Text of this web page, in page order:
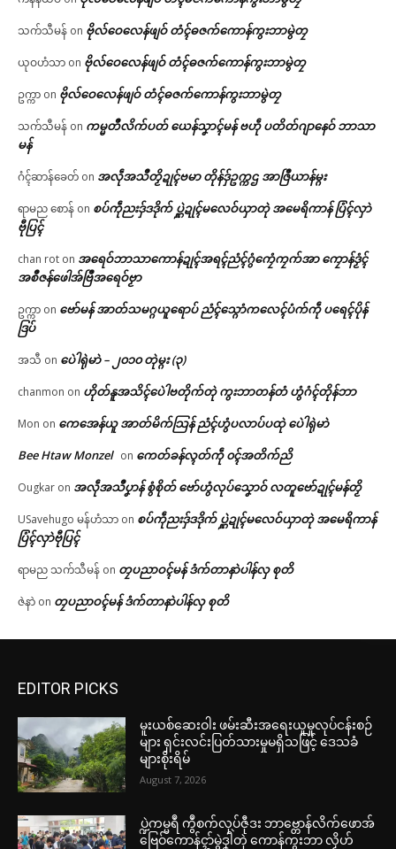
သက်သီမန် on ဗိုလ်ဝေလေန်ဖျဝ် တံၚ်ဓဇက်ကောန်ကွးဘာမွဲတၠ
ယုဝဟံသာ on ဗိုလ်ဝေလေန်ဖျဝ် တံၚ်ဓဇက်ကောန်ကွးဘာမွဲတၠ
ဥက္ကာ on ဗိုလ်ဝေလေန်ဖျဝ် တံၚ်ဓဇက်ကောန်ကွးဘာမွဲတၠ
သက်သီမန် on ကမ္မတဳလိက်ပတ် ယေန်သၞာၚ်မန် ဗဟဵု ပတိတ်ဂျာနေဝ် ဘာသာ
မန်
ဂံၚ်ဆာန်ခေတ် on အလဵုအသဳတၟိဍုၚ်ဗမာ တိုန်ဒှ်ဥက္ကဌ အာဇြဳယာန်မ္ဂး
ရာမည စောန် on စပ်ကဵုညးဒှ်ဒဒိုက် ပ္ဋဲဍုၚ်မလေဝ်ယှာတုဲ အမေရိကာန် ပြံၚ်လှာဲ
ဗီုပြၚ်
chan rot on အရေဝ်ဘာသာကောန်ဍုၚ်အရၚ်ညံၚ်ဂွံကၠေံကၠက်အာ ကၠောန်ဒၟံၚ်
အစဳဇန်ဖေါအ်ဗြဳအရေဝ်ဗၟာ
ဥက္ကာ on ဗော်မန် အာတ်သမဂ္ဂယူရောပ် ညံၚ်သ္ဂောံကလေၚ်ပံက်ကဵု ပရေၚ်ပိုန်
ဒြပ်
အသီ on ပေဲါရုဲမာဲ – ၂၀၁၀ တုဲမ္ဂး (၃)
chanmon on ဟိုတ်နူအသိၚ်ပေဲါဗတိုက်တုဲ ကွးဘာတန်တံ ဟွံဂံၚ်တိုန်ဘာ
Mon on ကေအေန်ယူ အာတ်မိက်သြန် ညံၚ်ဟွံပလာပ်ပထုဲ ပေဲါရုဲမာဲ
Bee Htaw Monzel on ကေတ်ခန်လ္ၚတ်ကဵု ၀ၚ်အတိက်ညိ
Ougkar on အလဵုအသဳပၞာန် စွံစိုတ် ဗော်ဟွံလုပ်သၞောဝ် လတူဗော်ဍုၚ်မန်တၟိ
USavehugo မန်ဟံသာ on စပ်ကဵုညးဒှ်ဒဒိုက် ပ္ဋဲဍုၚ်မလေဝ်ယှာတုဲ အမေရိကာန်
ပြံၚ်လှာဲဗီုပြၚ်
ရာမည သက်သီမန် on တၠပညာဝၚ်မန် ဒံက်တာနာဲပါန်လှ စုတိ
ဇဲနာဲ on တၠပညာဝၚ်မန် ဒံက်တာနာဲပါန်လှ စုတိ
EDITOR PICKS
မူးယစ်ဆေးဝါး ဖမ်းဆီးအရေးယူမှုလုပ်ငန်းစဉ်
များ ရှင်းလင်းပြတ်သားမှုမရှိသဖြင့် ဒေသခံ
များစိုးရိမ်
August 7, 2026
ပ္ဍဲကမ္မရဳ ကွဳစက်လုပ်ဇီုဒး ဘာဗ္တောန်လိက်ဖောအ်
ဗြေဝ်ကောန်ၚာ်မွဲဒၞါဲတုဲ ကောန်ကွးဘာ လၟိဟ်